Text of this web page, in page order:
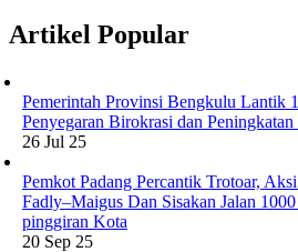
Artikel Popular
Pemerintah Provinsi Bengkulu Lantik
Penyegaran Birokrasi dan
26 Jul 25
Pemkot Padang Percantik Trotoar,
Fadly–Maigus Dan Sisakan Jalan
pinggiran Kota
20 Sep 25